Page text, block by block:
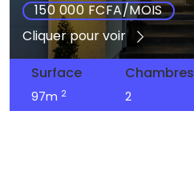
150 000 FCFA/MOIS
Cliquer pour voir
Surface
97m 2
Chambres
2